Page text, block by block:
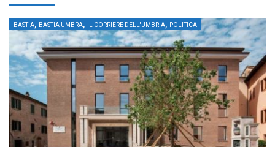
BASTIA, BASTIA UMBRA, IL CORRIERE DELL'UMBRIA, POLITICA